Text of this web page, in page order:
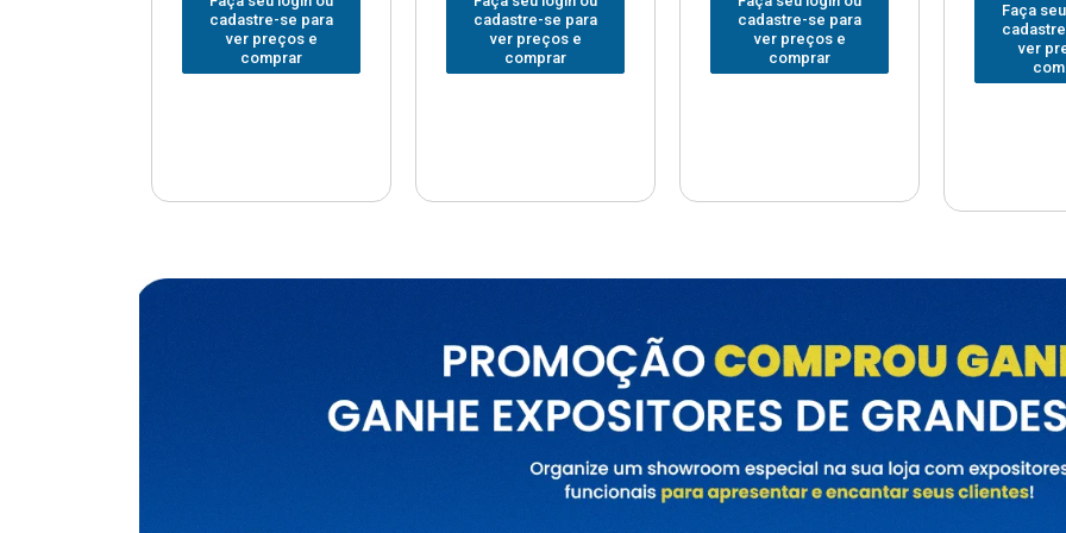
cadastre-se para
ver preços e
comprar
Faça seu login ou
cadastre-se para
ver preços e
comprar
cadastre-se para
ver preços e
comprar
ver